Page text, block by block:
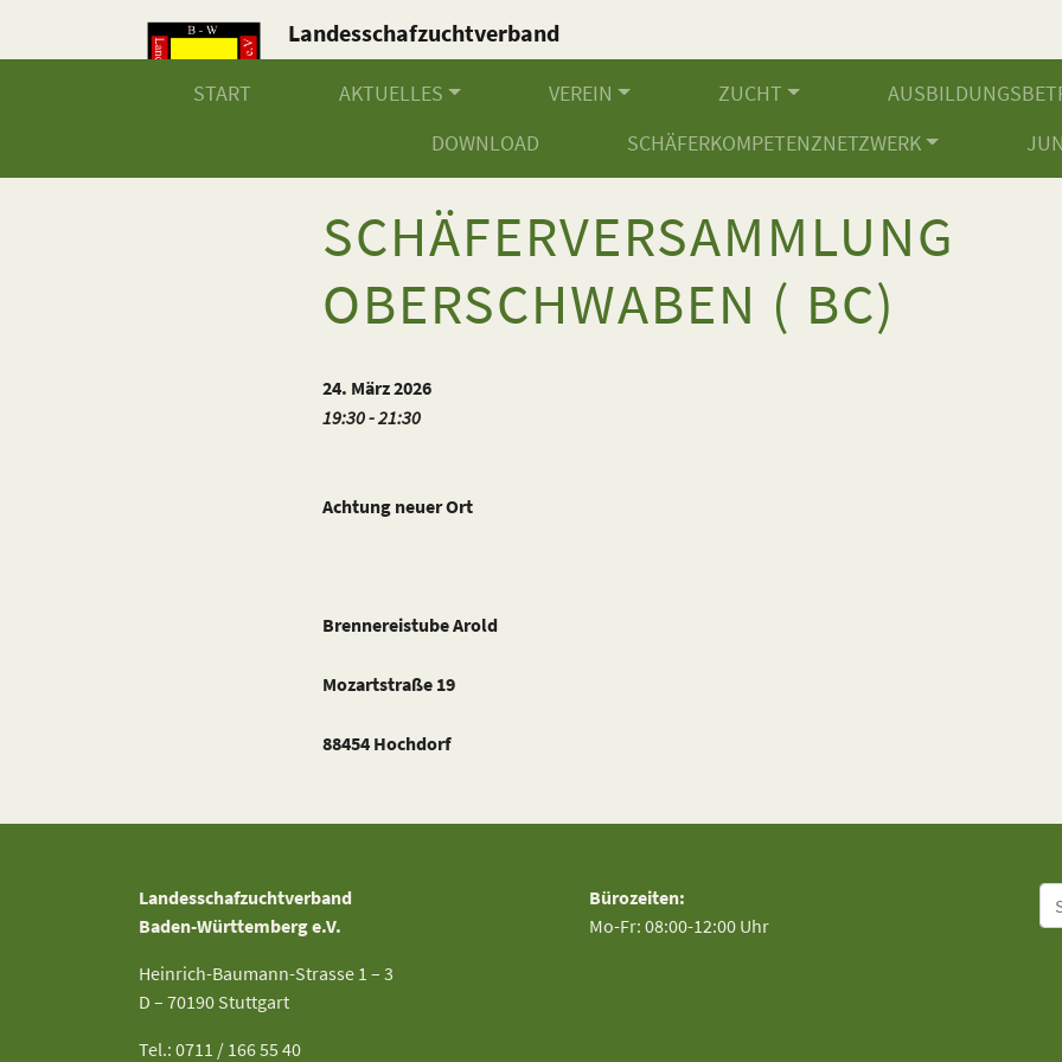
Landesschafzuchtverband
Baden-Württemberg e.V.
START AKTUELLES VEREIN ZUCHT
DOWNLOAD
SCHÄFERKOMPETENZNETZWERK
SCHÄFERVERSAMMLUNG
OBERSCHWABEN ( BC)
24. März 2026
19:30 - 21:30
Achtung neuer Ort
Brennereistube Arold
Mozartstraße 19
88454 Hochdorf
Landesschafzuchtverband
Baden-Württemberg e.V.
Heinrich-Baumann-Strasse 1 – 3
D – 70190 Stuttgart
Tel.: 0711 / 166 55 40
Bürozeiten:
Mo-Fr: 08:00-12:00 Uhr